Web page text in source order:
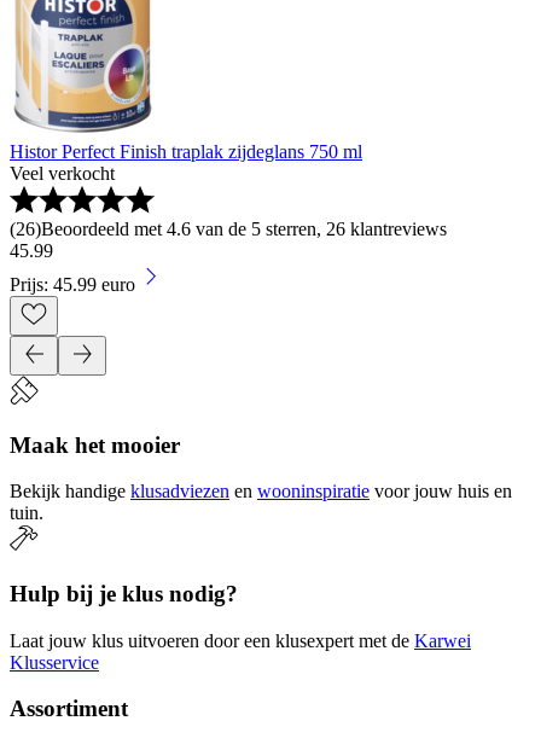
Histor Perfect Finish traplak zijdeglans 750 ml
Veel verkocht
(26)Beoordeeld met 4.6 van de 5 sterren, 26 klantreviews
45.99
Prijs: 45.99 euro
Maak het mooier
Bekijk handige klusadviezen en wooninspiratie voor jouw huis en
tuin.
Hulp bij je klus nodig?
Laat jouw klus uitvoeren door een klusexpert met de Karwei
Klusservice
Assortiment